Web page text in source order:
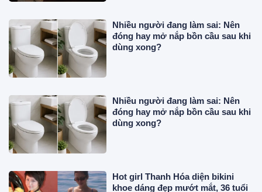
Nhiều người đang làm sai: Nên
đóng hay mở nắp bồn cầu sau khi
dùng xong?
Nhiều người đang làm sai: Nên
đóng hay mở nắp bồn cầu sau khi
dùng xong?
Hot girl Thanh Hóa diện bikini
khoe dáng đẹp mướt mắt, 36 tuổi